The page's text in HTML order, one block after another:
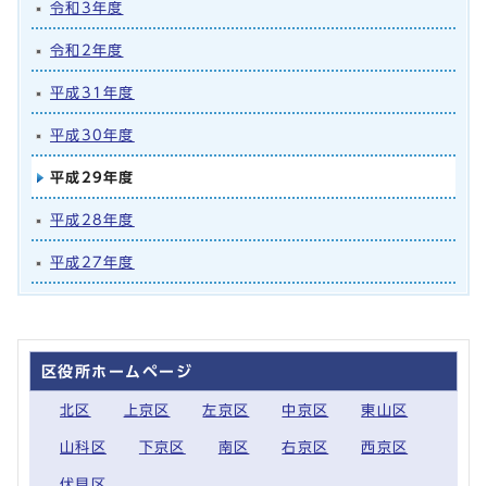
令和3年度
令和2年度
平成31年度
平成30年度
平成29年度
平成28年度
平成27年度
区役所ホームページ
北区 上京区 左京区 中京区 東山区
山科区 下京区 南区 右京区 西京区